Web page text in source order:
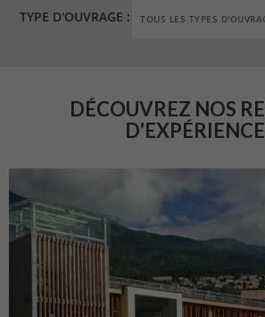
TYPE D'OUVRAGE :
DÉCOUVREZ NOS